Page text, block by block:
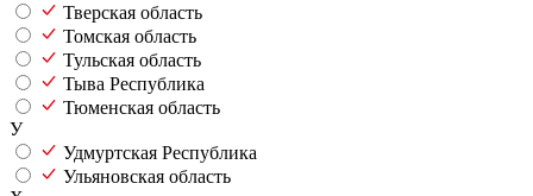
Тверская область
Томская область
Тульская область
Тыва Республика
Тюменская область
У
Удмуртская Республика
Ульяновская область